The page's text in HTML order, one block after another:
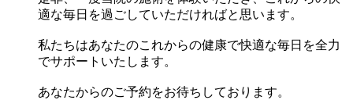
適な毎日を過ごしていただければと思います。
私たちはあなたのこれからの健康で快適な毎日を全力
でサポートいたします。
あなたからのご予約をお待ちしております。